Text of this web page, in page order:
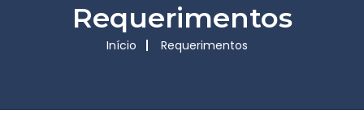
Requerimentos
Início Requerimentos